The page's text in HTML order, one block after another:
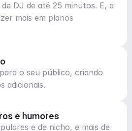
DJ de até 25 minutos. E, a
mais em planos
o seu público, criando
adicionais.
e humores
e de nicho, e mais de